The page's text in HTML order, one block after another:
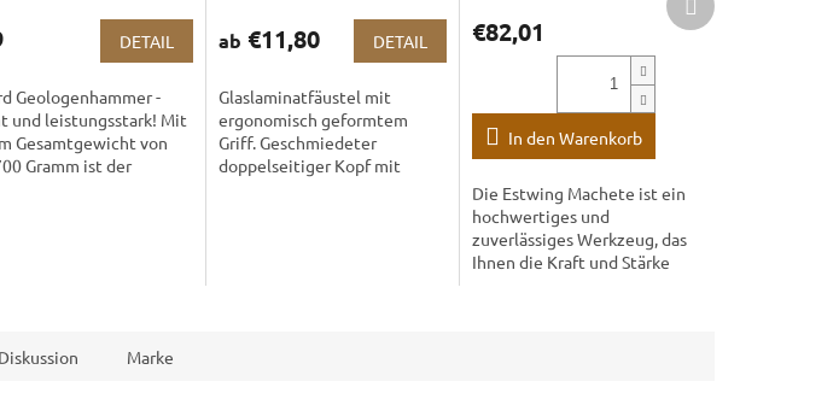
DETAIL
Geologenhammer -
und leistungsstark! Mit
Gesamtgewicht von
Gramm ist der
ab €11,80 DETAIL
Glaslaminatfäustel mit
ergonomisch geformtem
Griff. Geschmiedeter
doppelseitiger Kopf mit
€82,01
In den Warenkorb
Die Estwing Machete ist ein
hochwertiges und
zuverlässiges Werkzeug, das
Ihnen die Kraft und Stärke
Produkt
Diskussion Marke